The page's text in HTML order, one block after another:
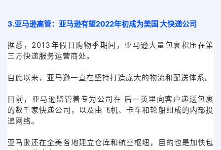
3.亚马逊高管：亚马逊有望2022年初成为美国 大快递公司
据悉，2013年假日购物季期间，亚马逊大量包裹积压在第
三方快递服务运营商处。
自此以来，亚马逊一直在坚持打造庞大的物流和配送体系。
目前，亚马逊监管着专为公司在 后一英里向客户递送包裹
的数千家快递公司，以及由飞机、卡车和轮船组成的内部投
递网络。
亚马逊还在全美各地建立仓库和航空枢纽，目的也是加快包